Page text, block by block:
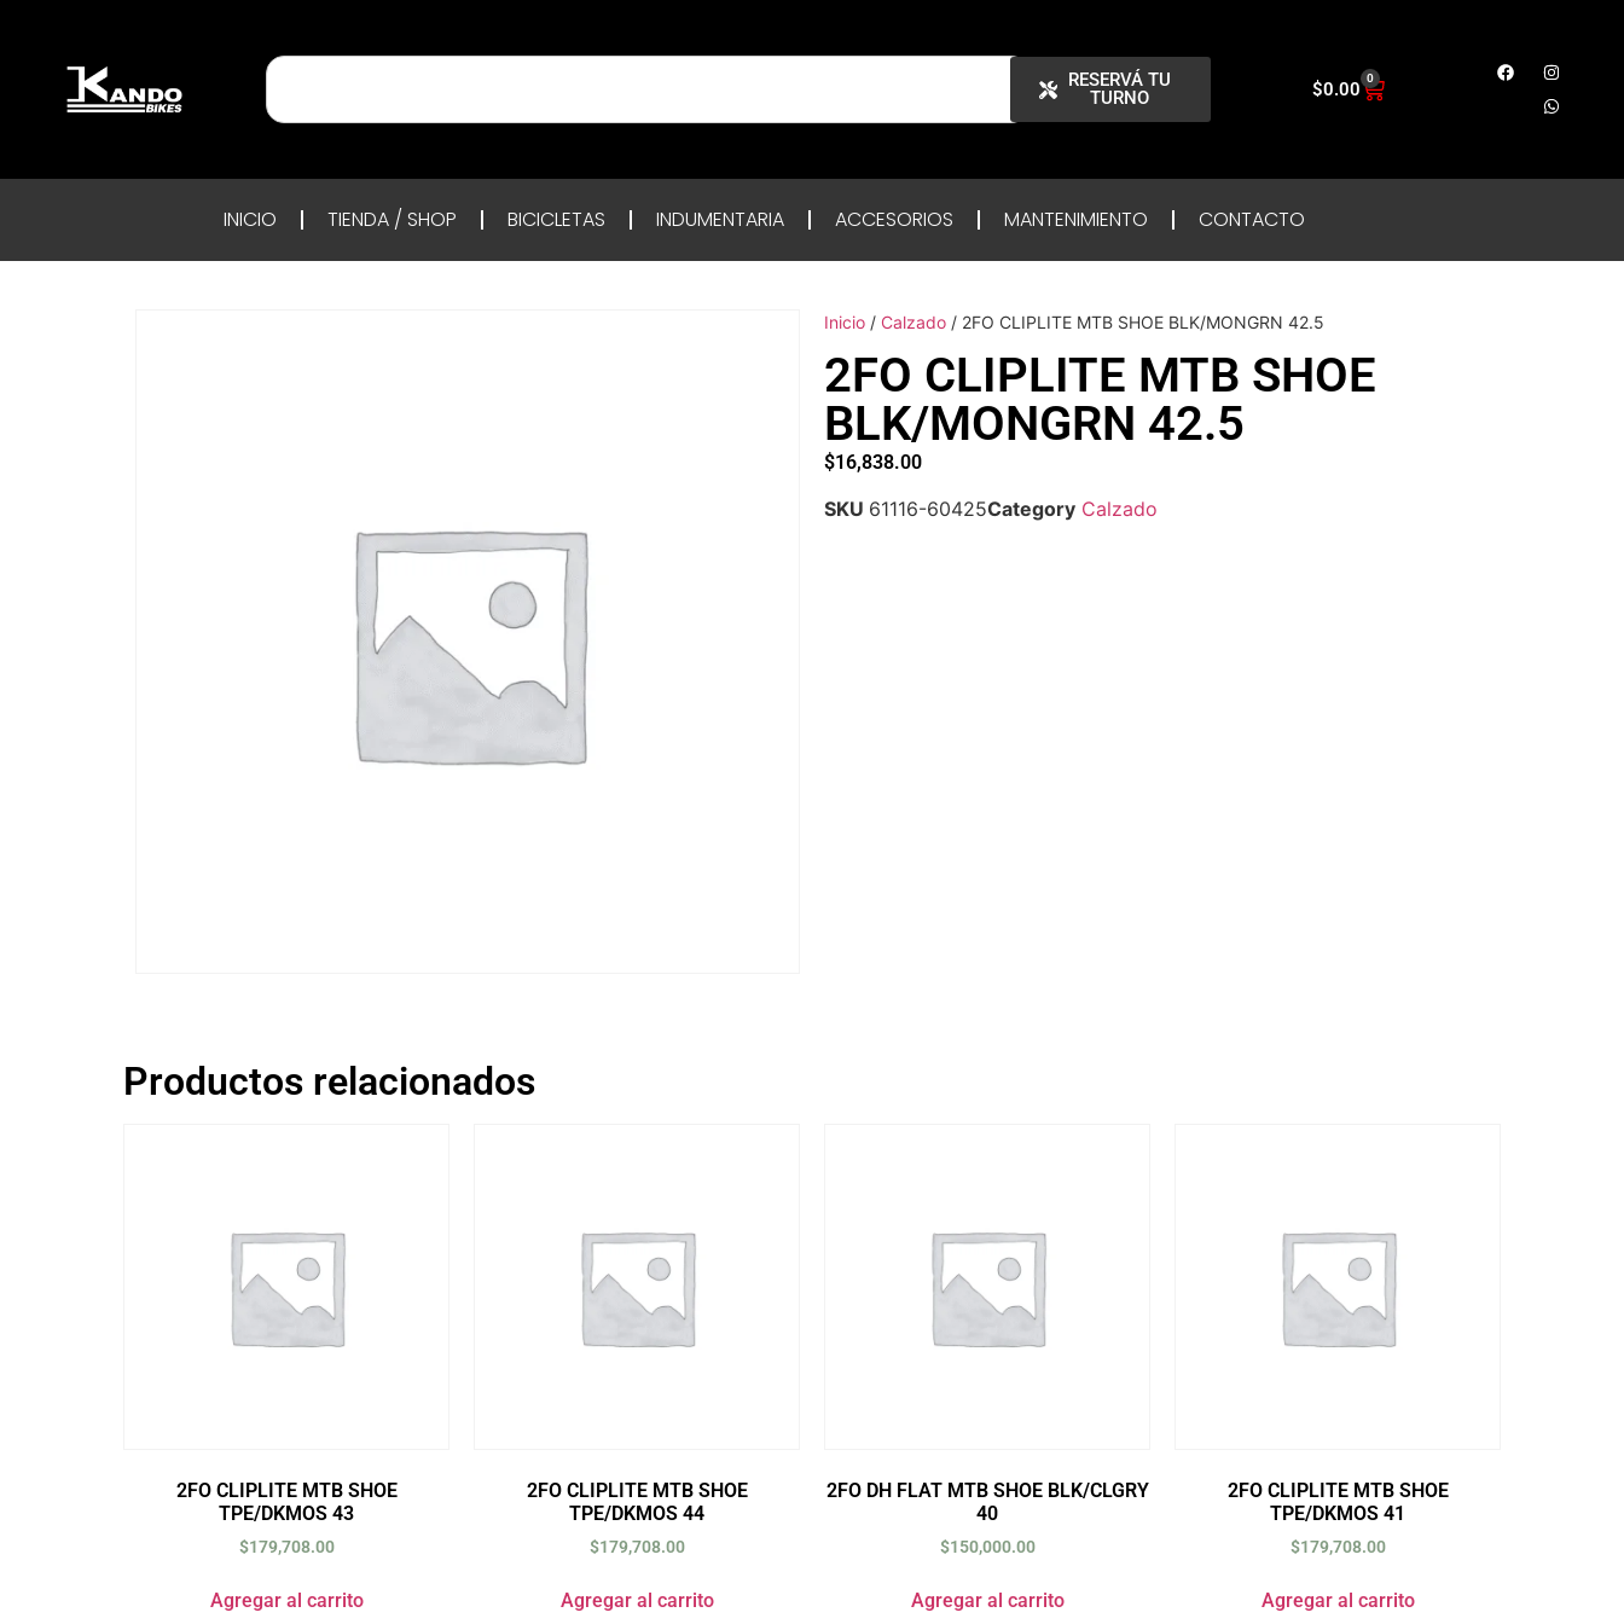
RESERVÁ TU
TURNO
$0.00 0
INICIO TIENDA / SHOP BICICLETAS INDUMENTARIA ACCESORIOS MANTENIMIENTO CONTACTO
Inicio / Calzado / 2FO CLIPLITE MTB SHOE BLK/MONGRN 42.5
2FO CLIPLITE MTB SHOE
BLK/MONGRN 42.5
$16,838.00
SKU 61116-60425Category Calzado
Productos relacionados
2FO CLIPLITE MTB SHOE
TPE/DKMOS 43
$179,708.00
Agregar al carrito
2FO CLIPLITE MTB SHOE
TPE/DKMOS 44
$179,708.00
Agregar al carrito
2FO DH FLAT MTB SHOE BLK/CLGRY
40
$150,000.00
Agregar al carrito
2FO CLIPLITE MTB SHOE
TPE/DKMOS 41
$179,708.00
Agregar al carrito